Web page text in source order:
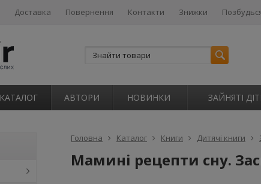
Доставка Повернення Контакти Знижки
КАТАЛОГ АВТОРИ НОВИНКИ ЗАЙНЯТІ
Головна Каталог Книги Дитячі книги
Мамині рецепти сну.